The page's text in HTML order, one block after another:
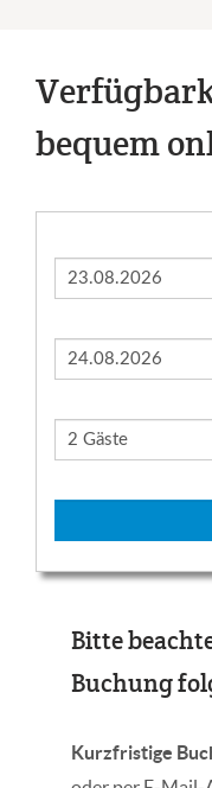
bequem
Bitte
Buchung
Kurzfristige